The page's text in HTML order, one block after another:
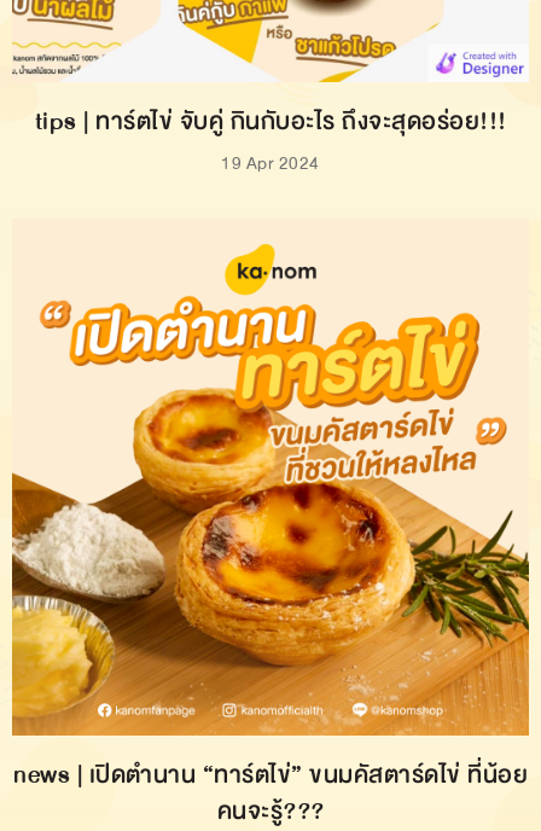
tips | ทาร์ตไข่ จับคู่ กินกับอะไร ถึงจะสุดอร่อย!!!
19 Apr 2024
news | เปิดตำนาน “ทาร์ตไข่” ขนมคัสตาร์ดไข่ ที่น้อย
คนจะรู้???